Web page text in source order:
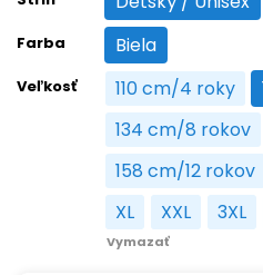
Detský /
Farba Biela
Biela
Veľkosť 110 cm/4 roky
110 cm/4
134 cm/8 rokov
134 cm/8
158 cm/12 rokov
158 cm/
XL
XL XXL
XXL 3XL
3XL
Vymazať